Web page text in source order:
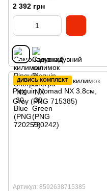
2 392 грн
ДИВИСЬ КОМПЛЕКТ
Артикул: 8592638715385